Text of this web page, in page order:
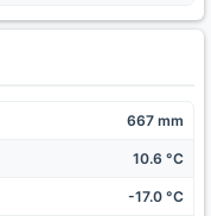
667 mm
10.6 °C
-17.0 °C